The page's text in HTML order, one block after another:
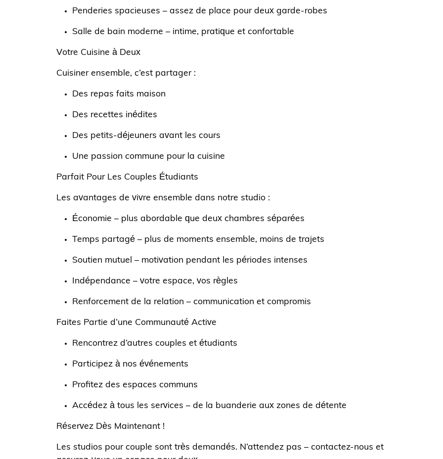
Penderies spacieuses – assez de place pour deux garde-robes
Salle de bain moderne – intime, pratique et confortable
Votre Cuisine à Deux
Cuisiner ensemble, c’est partager :
Des repas faits maison
Des recettes inédites
Des petits-déjeuners avant les cours
Une passion commune pour la cuisine
Parfait Pour Les Couples Étudiants
Les avantages de vivre ensemble dans notre studio :
Économie – plus abordable que deux chambres séparées
Temps partagé – plus de moments ensemble, moins de trajets
Soutien mutuel – motivation pendant les périodes intenses
Indépendance – votre espace, vos règles
Renforcement de la relation – communication et compromis
Faites Partie d’une Communauté Active
Rencontrez d’autres couples et étudiants
Participez à nos événements
Profitez des espaces communs
Accédez à tous les services – de la buanderie aux zones de détente
Réservez Dès Maintenant !
Les studios pour couple sont très demandés. N’attendez pas – contactez-nous et